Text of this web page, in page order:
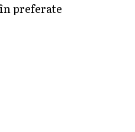
preferate